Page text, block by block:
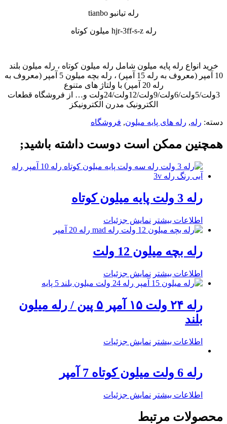
رله تیانبو tianbo
رله hjr-3ff-s-z میلون کوتاه
خرید انواع رله پایه میلون شامل رله میلون کوتاه ، رله میلون بلند
10 آمپر (معروف به رله 15 آمپر) ، رله بچه میلون 5 آمپر (معروف به
رله 20 آمپر) با ولتاژ های متنوع
3ولت/5ولت/6ولت/9ولت/12ولت/24ولت و… از فروشگاه قطعات
الکترونیک مدرن الکترونیکز
دسته: رله, رله های پایه میلون, فروشگاه
همچنین ممکن است دوست داشته باشید;
رله 3 ولت پایه میلون کوتاه
اطلاعات بیشتر نمایش جزئیات
رله بچه میلون 12 ولت
اطلاعات بیشتر نمایش جزئیات
رله ۲۴ ولت ۱۵ آمپر ۵ پین / رله میلون
بلند
اطلاعات بیشتر نمایش جزئیات
رله 6 ولت میلون کوتاه 7 آمپر
اطلاعات بیشتر نمایش جزئیات
محصولات مرتبط